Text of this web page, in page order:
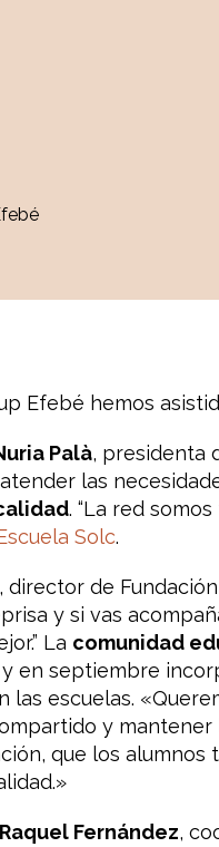
Efebé hemos
Palà, presidenta
las
. “La red
Solc.
, director de
y si vas
La comunidad
en septiembre
las escuelas.
y mantener
que los
Raquel Fernández,